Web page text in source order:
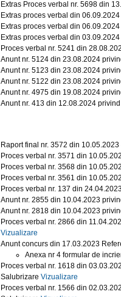
Extras Proces verbal nr. 5698 din
Extras proces verbal din
Extras proces verbal din
Extras proces verbal din
Proces verbal nr. 5241 din
Anunt nr. 5124 din 23.08.2024
Anunt nr. 5123 din 23.08.2024
Anunt nr. 5122 din 23.08.2024
Anunt nr. 4975 din 19.08.2024
Anunt nr. 413 din 12.08.2024
Raport final nr. 3572 din
Proces verbal nr. 3571 din
Proces verbal nr. 3568 din
Proces verbal nr. 3561 din
Proces verbal nr. 137 din
Anunt nr. 2855 din 10.04.2023
Anunt nr. 2818 din 10.04.2023
Proces verbal nr. 2866 din
Vizualizare
Anunt concurs din 17.03.2023
Anexa nr 4 formular de
Proces verbal nr. 1618 din
Salubrizare Vizualizare
Proces verbal nr. 1566 din